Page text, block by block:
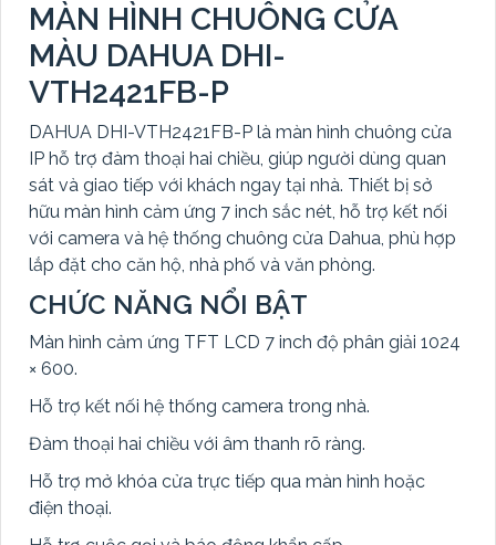
MÀN HÌNH CHUÔNG CỬA
MÀU DAHUA DHI-
VTH2421FB-P
DAHUA DHI-VTH2421FB-P là màn hình chuông cửa
IP hỗ trợ đàm thoại hai chiều, giúp người dùng quan
sát và giao tiếp với khách ngay tại nhà. Thiết bị sở
hữu màn hình cảm ứng 7 inch sắc nét, hỗ trợ kết nối
với camera và hệ thống chuông cửa Dahua, phù hợp
lắp đặt cho căn hộ, nhà phố và văn phòng.
CHỨC NĂNG NỔI BẬT
Màn hình cảm ứng TFT LCD 7 inch độ phân giải 1024
× 600.
Hỗ trợ kết nối hệ thống camera trong nhà.
Đàm thoại hai chiều với âm thanh rõ ràng.
Hỗ trợ mở khóa cửa trực tiếp qua màn hình hoặc
điện thoại.